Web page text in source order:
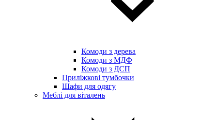
Комоди з дерева
Комоди з МДФ
Комоди з ДСП
Приліжкові тумбочки
Шафи для одягу
Меблі для віталень